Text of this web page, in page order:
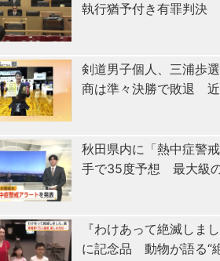
執行猶予付き有罪判決
剣道男子個人、三浦歩
商は準々決勝で敗退 近
秋田県内に「熱中症警
手で35度予想 最大級
『わけあって絶滅しま
に記念品 動物が語る“